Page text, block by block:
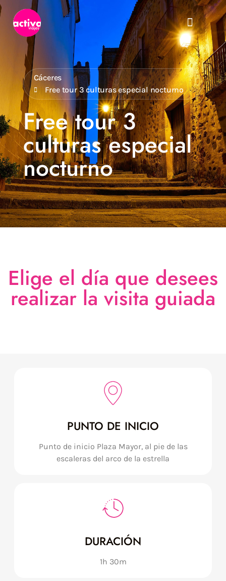
Cáceres
Free tour 3 culturas especial nocturno
Free tour 3
culturas especial
nocturno
Elige el día que desees
realizar la visita guiada
PUNTO DE INICIO
Punto de inicio Plaza Mayor, al pie de las
escaleras del arco de la estrella
DURACIÓN
1h 30m